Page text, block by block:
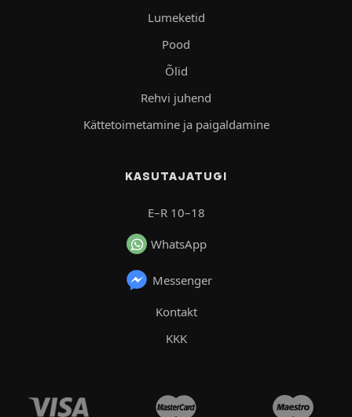
Lumeketid
Pood
Õlid
Rehvi juhend
Kättetoimetamine ja paigaldamine
KASUTAJATUGI
E–R 10–18
WhatsApp
Messenger
Kontakt
KKK